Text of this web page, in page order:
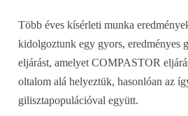
Több éves kísérleti munka
kidolgoztunk egy gyors, eredményes
eljárást, amelyet COMPASTOR
oltalom alá helyeztük, hasonlóan az
gilisztapopulációval együtt.